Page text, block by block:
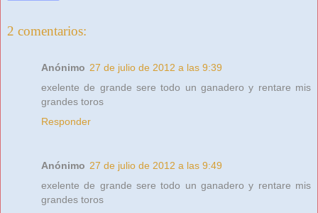
2 comentarios:
Anónimo 27 de julio de 2012 a las 9:39
exelente de grande sere todo un ganadero y rentare mis
grandes toros
Responder
Anónimo 27 de julio de 2012 a las 9:49
exelente de grande sere todo un ganadero y rentare mis
grandes toros